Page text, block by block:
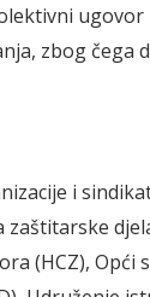
ugovor
zbog čega
i
(HCZ), Opći